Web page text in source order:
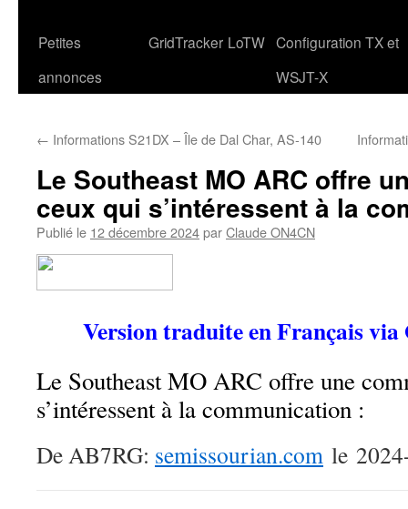
Petites
annonces
GridTracker LoTW Configuration TX et
WSJT-X
← Informations S21DX – Île de Dal Char, AS-140
Le Southeast MO ARC offre
ceux qui s’intéressent à la
Publié le 12 décembre 2024parClaude ON4CN
Version traduite en Français via
Le Southeast MO ARC offre une
s’intéressent à la communication :
De AB7RG: semissourian.com le